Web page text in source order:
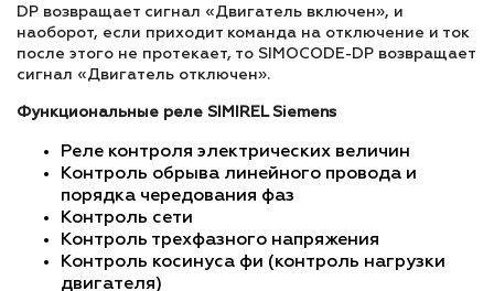
DP возвращает сигнал «Двигатель включен», и
наоборот, если приходит команда на отключение и ток
после этого не протекает, то SIMOCODE-DP возвращает
сигнал «Двигатель отключен».
Функциональные реле SIMIREL Siemens
Реле контроля электрических величин
Контроль обрыва линейного провода и
порядка чередования фаз
Контроль сети
Контроль трехфазного напряжения
Контроль косинуса фи (контроль нагрузки
двигателя)